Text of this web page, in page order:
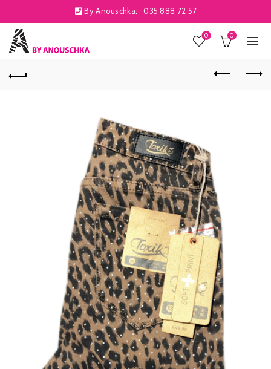
By Anouschka: 035 888 72 57
0 0